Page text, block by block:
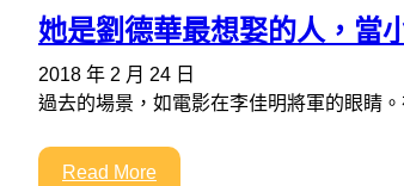
她是劉德華最想娶的人，當
2018 年 2 月 24 日
過去的場景，如電影在李佳明將軍的眼睛
Read More